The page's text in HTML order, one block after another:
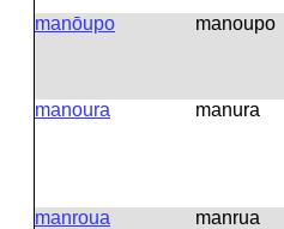
manōupo
manoupo
manoura
manura
manroua
manrua